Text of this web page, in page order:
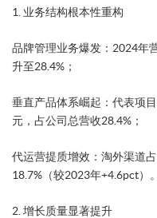
​1. 业务结构根本性重构​
品牌管理业务爆发​：2024年
升至28.4%；
垂直产品体系崛起​：代表项
元，占公司总营收28.4%；
代运营提质增效​：淘外渠道
18.7%（较2023年+4.6pct）。
​2. 增长质量显著提升​